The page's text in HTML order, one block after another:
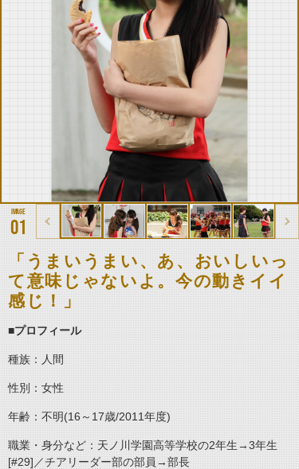
01
「うまいうまい、あ、おいしいっ
て意味じゃないよ。今の動きイイ
感じ！」
■プロフィール
種族：人間
性別：女性
年齢：不明(16～17歳/2011年度)
職業・身分など：天ノ川学園高等学校の2年生→3年生
[#29]／チアリーダー部の部員→部長